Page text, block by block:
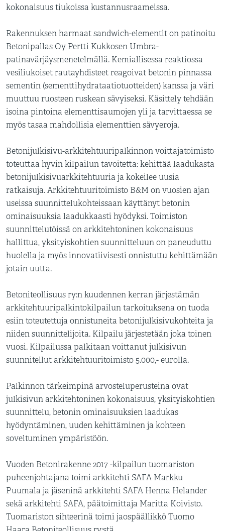
kokonaisuus tiukoissa kustannusraameissa.
Rakennuksen harmaat sandwich-elementit on patinoitu
Betonipallas Oy Pertti Kukkosen Umbra-
patinavärjäysmenetelmällä. Kemiallisessa reaktiossa
vesiliukoiset rautayhdisteet reagoivat betonin pinnassa
sementin (sementtihydrataatiotuotteiden) kanssa ja väri
muuttuu ruosteen ruskean sävyiseksi. Käsittely tehdään
isoina pintoina elementtisaumojen yli ja tarvittaessa se
myös tasaa mahdollisia elementtien sävyeroja.
Betonijulkisivu-arkkitehtuuripalkinnon voittajatoimisto
toteuttaa hyvin kilpailun tavoitetta: kehittää laadukasta
betonijulkisivuarkkitehtuuria ja kokeilee uusia
ratkaisuja. Arkkitehtuuritoimisto B&M on vuosien ajan
useissa suunnittelukohteissaan käyttänyt betonin
ominaisuuksia laadukkaasti hyödyksi. Toimiston
suunnittelutöissä on arkkitehtoninen kokonaisuus
hallittua, yksityiskohtien suunnitteluun on paneuduttu
huolella ja myös innovatiivisesti onnistuttu kehittämään
jotain uutta.
Betoniteollisuus ry:n kuudennen kerran järjestämän
arkkitehtuuripalkintokilpailun tarkoituksena on tuoda
esiin toteutettuja onnistuneita betonijulkisivukohteita ja
niiden suunnittelijoita. Kilpailu järjestetään joka toinen
vuosi. Kilpailussa palkitaan voittanut julkisivun
suunnitellut arkkitehtuuritoimisto 5.000,- eurolla.
Palkinnon tärkeimpinä arvosteluperusteina ovat
julkisivun arkkitehtoninen kokonaisuus, yksityiskohtien
suunnittelu, betonin ominaisuuksien laadukas
hyödyntäminen, uuden kehittäminen ja kohteen
soveltuminen ympäristöön.
Vuoden Betonirakenne 2017 -kilpailun tuomariston
puheenjohtajana toimi arkkitehti SAFA Markku
Puumala ja jäseninä arkkitehti SAFA Henna Helander
sekä arkkitehti SAFA, päätoimittaja Maritta Koivisto.
Tuomariston sihteerinä toimi jaospäällikkö Tuomo